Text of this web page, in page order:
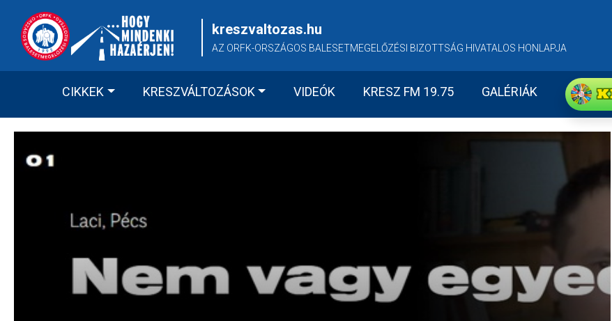
content
kreszvaltozas.hu
AZ ORFK-ORSZÁGOS BALESETMEGELŐZÉSI BIZOTTSÁG HIVATALOS HONLAPJA
CIKKEK KRESZVÁLTOZÁSOK VIDEÓK KRESZ FM 19.75 GALÉRIÁK